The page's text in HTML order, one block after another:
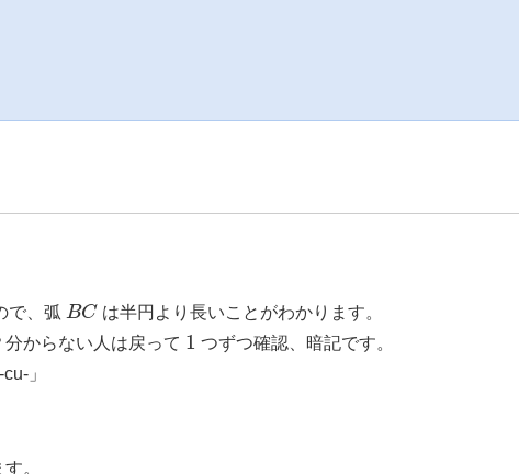
で、弧 BC
BCは半円より長いことがわかります。
からない人は戻って 1
1 つずつ確認、暗記です。
」
。